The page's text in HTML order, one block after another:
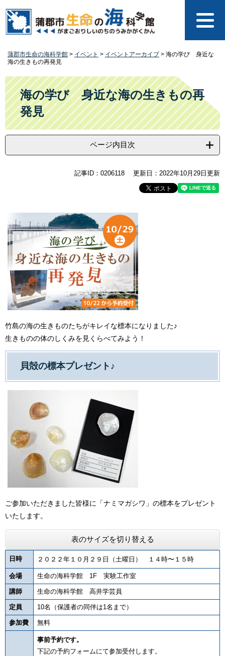
の
す
。
ー
し
て
本
文
へ
蒲郡市生命の海科学館 > イベント > イベントアーカイブ > 海の学び 身近な
海の生きもの再発見
本
文
海の学び 身近な海の生きもの再
発見
ページ内目次
記事ID：0206118 更新日：2022年10月29日更新
竹島の海の生きものたちがキレイな標本になりました♪
生きものの体のしくみを見くらべてみよう！
貝殻の標本プレゼント♪
ご参加いただきました皆様に「ナミマガシワ」の標本をプレゼント
いたします。
表のサイズを切り替える
日時 ２０２２年１０月２９日（土曜日） １４時〜１５時
会場 生命の海科学館 1F 実験工作室
講師 生命の海科学館 高井学芸員
定員 10名（保護者の同伴は1名まで）
参加費 無料
事前予約です。
下記の予約フォームにて参加受付します。